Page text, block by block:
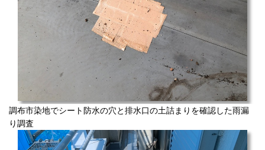
調布市染地でシート防水の穴と排水口の土詰まりを確認した雨漏
り調査